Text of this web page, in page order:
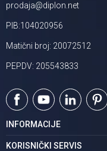
prodaja@diplon.net
PIB:104020956
Matični broj: 20072512
PEPDV: 205543833
INFORMACIJE
O nama
KORISNIČKI SERVIS